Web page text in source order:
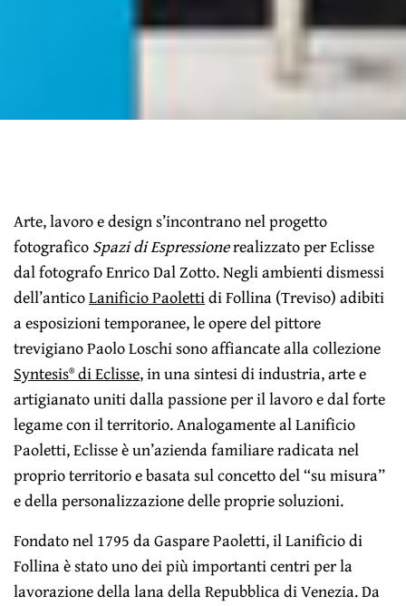
Arte, lavoro e design s’incontrano nel progetto
fotograficoSpazi di Espressionerealizzato per Eclisse
dal fotografo Enrico Dal Zotto. Negli ambienti dismessi
dell’anticoLanificio Paolettidi Follina (Treviso) adibiti
a esposizioni temporanee, le opere del pittore
trevigiano Paolo Loschi sono affiancate alla collezione
Syntesis® di Eclisse, in una sintesi di industria, arte e
artigianato uniti dalla passione per il lavoro e dal forte
legame con il territorio. Analogamente al Lanificio
Paoletti, Eclisse è un’azienda familiare radicata nel
proprio territorio e basata sul concetto del “su misura”
e della personalizzazione delle proprie soluzioni.
Fondato nel 1795 da Gaspare Paoletti, il Lanificio di
Follina è stato uno dei più importanti centri per la
lavorazione della lana della Repubblica di Venezia. Da